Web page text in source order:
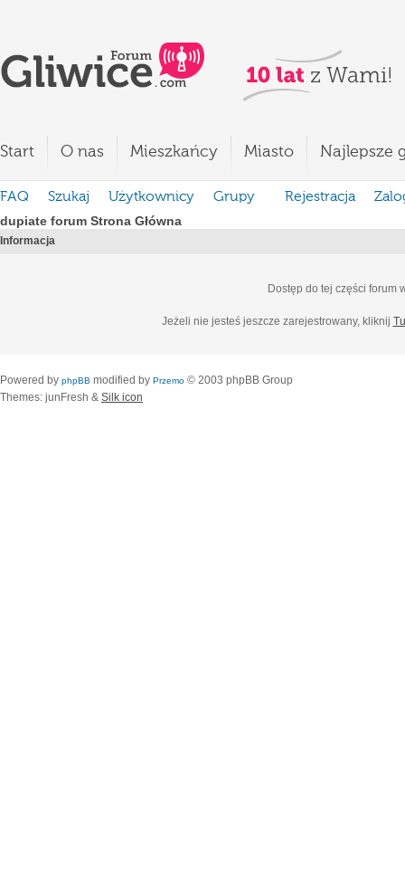
Start O nas Mieszkańcy Miasto Najlepsze
FAQ Szukaj Użytkownicy Grupy Rejestracja
dupiate forum Strona Główna
Informacja
Dostęp do tej części forum
Jeżeli nie jesteś jeszcze zarejestrowany, kliknij
Powered by phpBB modified by Przemo © 2003 phpBB Group
Themes: junFresh & Silk icon